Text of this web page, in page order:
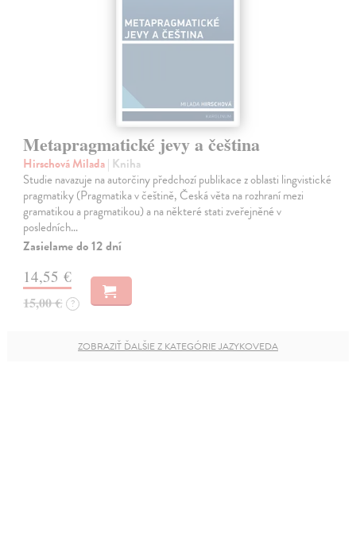
Metapragmatické jevy a čeština
Hirschová Milada| Kniha
Studie navazuje na autorčiny předchozí publikace z oblasti lingvistické
pragmatiky (Pragmatika v češtině, Česká věta na rozhraní mezi
gramatikou a pragmatikou) a na některé stati zveřejněné v
posledních…
Zasielame do 12 dní
14,55 €
15,00 € ?
ZOBRAZIŤ ĎALŠIE Z KATEGÓRIE JAZYKOVEDA